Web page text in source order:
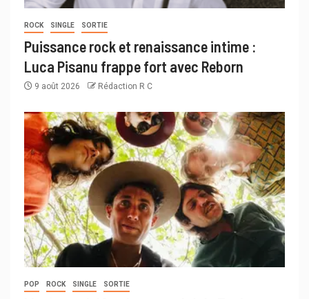
ROCK SINGLE SORTIE
Puissance rock et renaissance intime :
Luca Pisanu frappe fort avec Reborn
9 août 2026 Rédaction R C
POP ROCK SINGLE SORTIE